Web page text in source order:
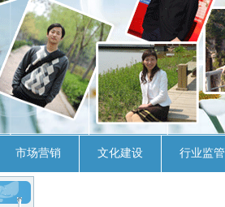
市场营销 文化建设 行业监管